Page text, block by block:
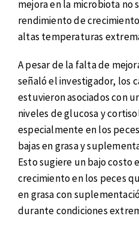
mejora en la microbiota no
rendimiento de
altas temperaturas
A pesar de la falta de
señaló el investigador, los
estuvieron asociados con
niveles de glucosa y
especialmente en los
bajas en grasa y
Esto sugiere un bajo costo
crecimiento en los peces
en grasa con
durante condiciones